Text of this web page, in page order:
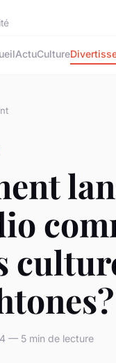
ActuCulture
— 5 min de lecture